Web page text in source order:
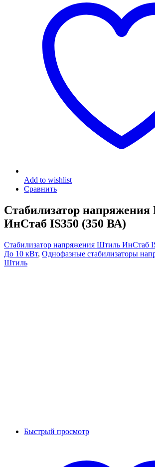
Add to wishlist
Сравнить
Стабилизатор
ИнСтаб IS350 (350 ВА)
Стабилизатор напряжения Штиль ИнСтаб
До 10 кВт, Однофазные стабилизаторы
Штиль
Быстрый просмотр